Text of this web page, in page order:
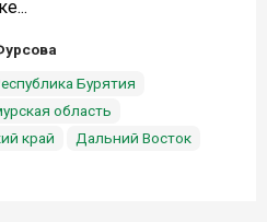
Бурятия
область
край
Дальний Восток